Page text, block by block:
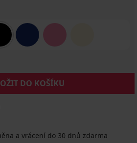
DO KOŠÍKU
a vrácení do 30 dnů zdarma